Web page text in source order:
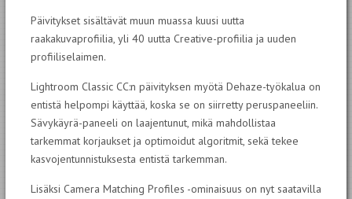
Päivitykset sisältävät muun muassa kuusi uutta
raakakuvaprofiilia, yli 40 uutta Creative-profiilia ja uuden
profiiliselaimen.
Lightroom Classic CC:n päivityksen myötä Dehaze-työkalua on
entistä helpompi käyttää, koska se on siirretty peruspaneeliin.
Sävykäyrä-paneeli on laajentunut, mikä mahdollistaa
tarkemmat korjaukset ja optimoidut algoritmit, sekä tekee
kasvojentunnistuksesta entistä tarkemman.
Lisäksi Camera Matching Profiles -ominaisuus on nyt saatavilla